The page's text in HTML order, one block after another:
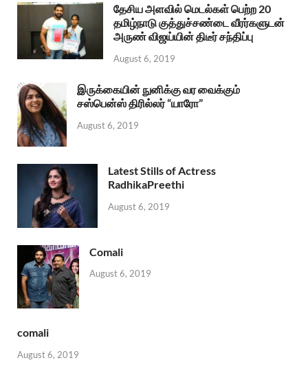
தேசிய அளவில் மெடல்கள் பெற்ற 20
தமிழ்நாடு குத்துச்சண்டை வீரர்களுடன்
அருண் விஜய்யின் திடீர் சந்திப்பு
August 6, 2019
இருக்கையின் நுனிக்கு வர வைக்கும்
சஸ்பென்ஸ் திரில்லர் “யாரோ”
August 6, 2019
Latest Stills of Actress
RadhikaPreethi
August 6, 2019
Comali
August 6, 2019
comali
August 6, 2019